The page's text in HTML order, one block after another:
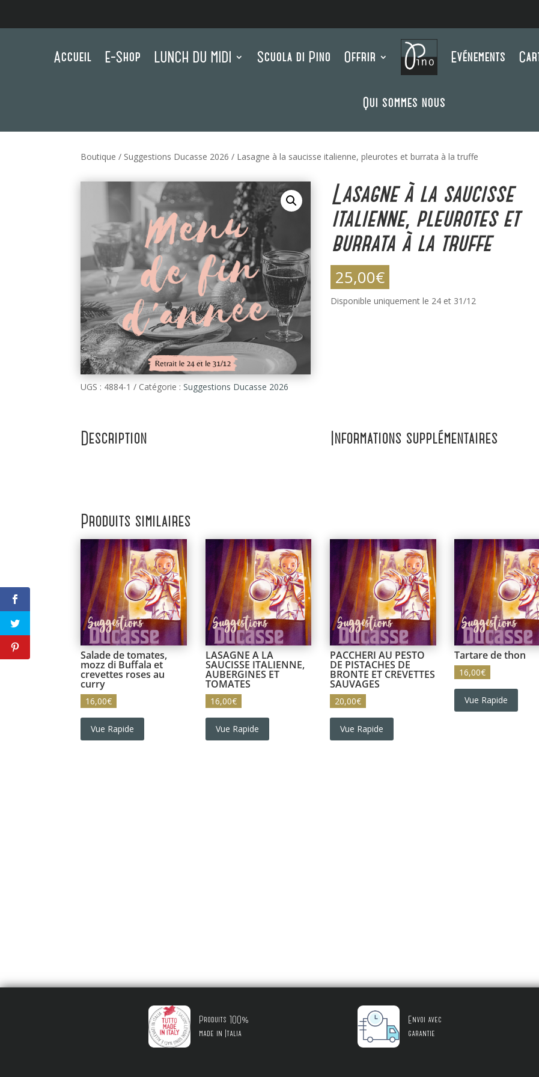
Accueil E-Shop LUNCH DU MIDI Scuola di Pino Offrir Evénements
Qui sommes nous
Boutique / Suggestions Ducasse 2026 / Lasagne à la saucisse italienne, pleurotes et burrata à la truffe
UGS : 4884-1 Catégorie :Suggestions Ducasse 2026
Lasagne à la saucisse
italienne, pleurotes et
burrata à la truffe
25,00€
Disponible uniquement le 24 et 31/12
Description Informations supplémentaires
Produits similaires
Salade de tomates,
mozz di Buffala et
crevettes roses au
curry
16,00€
Vue Rapide
LASAGNE A LA
SAUCISSE ITALIENNE,
AUBERGINES ET
TOMATES
16,00€
Vue Rapide
PACCHERI AU PESTO
DE PISTACHES DE
BRONTE ET CREVETTES
SAUVAGES
20,00€
Vue Rapide
Tartare de thon
16,00€
Vue Rapide
Produits 100%
made in Italia
Envoi avec
garantie